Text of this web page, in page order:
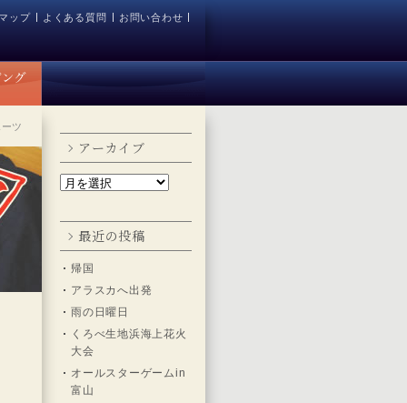
ップ よくある質問 お問い合わせ
ツ
アーカイブ
最近の投稿
帰国
アラスカへ出発
雨の日曜日
くろべ生地浜海上花火
大会
オールスターゲームin
富山